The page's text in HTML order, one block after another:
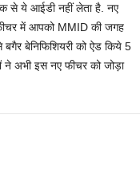
से ये आईडी नहीं लेता है. नए
में आपको MMID की जगह
बेनिफिशियरी को ऐड किये 5
अभी इस नए फीचर को जोड़ा